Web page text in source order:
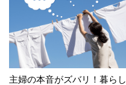
主婦の本音がズバリ！暮らし